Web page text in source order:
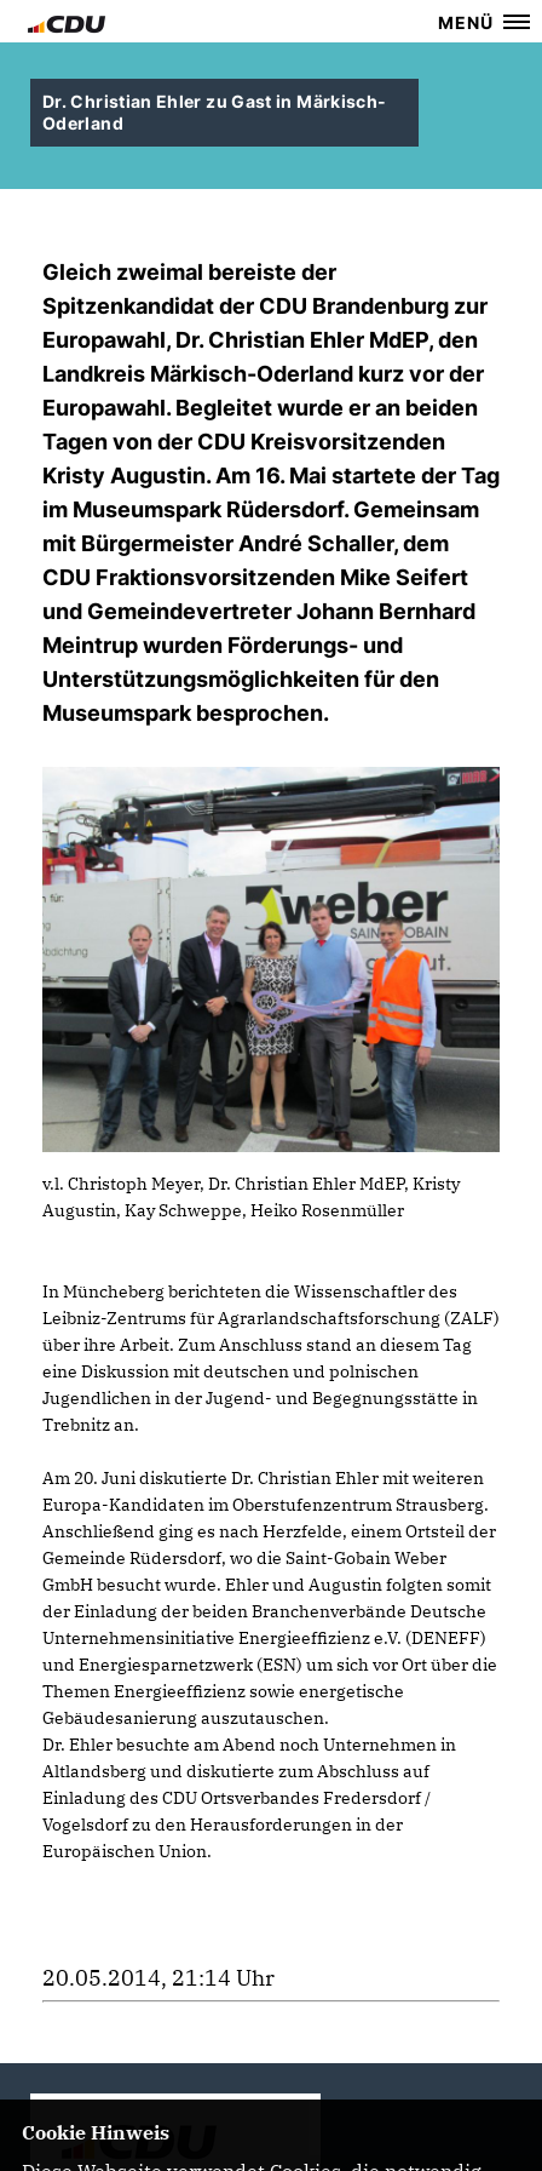
MENÜ
Dr. Christian Ehler zu Gast in Märkisch-
Oderland
Gleich zweimal bereiste der
Spitzenkandidat der CDU Brandenburg zur
Europawahl, Dr. Christian Ehler MdEP, den
Landkreis Märkisch-Oderland kurz vor der
Europawahl. Begleitet wurde er an beiden
Tagen von der CDU Kreisvorsitzenden
Kristy Augustin. Am 16. Mai startete der Tag
im Museumspark Rüdersdorf. Gemeinsam
mit Bürgermeister André Schaller, dem
CDU Fraktionsvorsitzenden Mike Seifert
und Gemeindevertreter Johann Bernhard
Meintrup wurden Förderungs- und
Unterstützungsmöglichkeiten für den
Museumspark besprochen.
v.l. Christoph Meyer, Dr. Christian Ehler MdEP, Kristy
Augustin, Kay Schweppe, Heiko Rosenmüller
In Müncheberg berichteten die Wissenschaftler des
Leibniz-Zentrums für Agrarlandschaftsforschung (ZALF)
über ihre Arbeit. Zum Anschluss stand an diesem Tag
eine Diskussion mit deutschen und polnischen
Jugendlichen in der Jugend- und Begegnungsstätte in
Trebnitz an.
Am 20. Juni diskutierte Dr. Christian Ehler mit weiteren
Europa-Kandidaten im Oberstufenzentrum Strausberg.
Anschließend ging es nach Herzfelde, einem Ortsteil der
Gemeinde Rüdersdorf, wo die Saint-Gobain Weber
GmbH besucht wurde. Ehler und Augustin folgten somit
der Einladung der beiden Branchenverbände Deutsche
Unternehmensinitiative Energieeffizienz e.V. (DENEFF)
und Energiesparnetzwerk (ESN) um sich vor Ort über die
Themen Energieeffizienz sowie energetische
Gebäudesanierung auszutauschen.
Dr. Ehler besuchte am Abend noch Unternehmen in
Altlandsberg und diskutierte zum Abschluss auf
Einladung des CDU Ortsverbandes Fredersdorf /
Vogelsdorf zu den Herausforderungen in der
Europäischen Union.
20.05.2014, 21:14 Uhr
Cookie Hinweis